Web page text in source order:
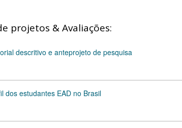
projetos & Avaliações:
descritivo e anteprojeto de pesquisa
dos estudantes EAD no Brasil